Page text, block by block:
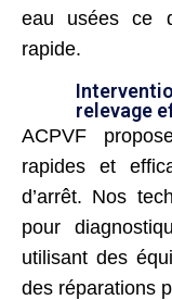
eau usées ce
rapide.
relevage
ACPVF
rapides et
d’arrêt. Nos
pour
utilisant des
des réparations